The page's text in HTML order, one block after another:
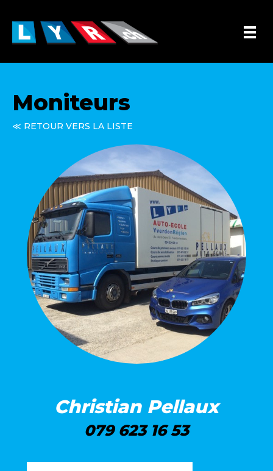
Moniteurs
≪ RETOUR VERS LA LISTE
Christian Pellaux
079 623 16 53